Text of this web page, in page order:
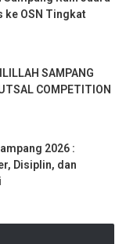
ke OSN Tingkat
SAMPANG
COMPETITION
2026 :
Disiplin, dan